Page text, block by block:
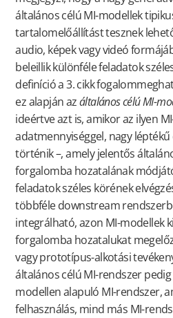
általános célú MI-modellek
tartalomelőállítást tesznek
audio, képek vagy videó
beleillik különféle feladatok
definíció a 3. cikk
ez alapján azáltalános célú MI-
ideértve azt is, amikor az ilyen
adatmennyiséggel, nagy
történik –, amely jelentős
forgalomba hozatalának
feladatok széles körének
többféle downstream
integrálható, azon MI-modellek
forgalomba hozatalukat
vagy prototípus-alkotási
általános célú MI-rendszer
modellen alapuló MI-rendszer,
felhasználás, mind más MI-